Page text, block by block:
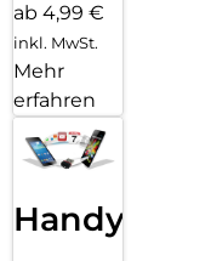
ab 4,99 €
inkl. MwSt.
Mehr
erfahren
Handy